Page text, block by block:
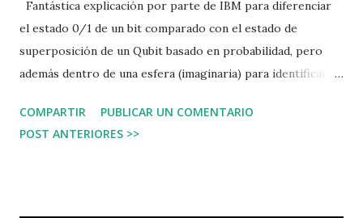
Fantástica explicación por parte de IBM para diferenciar
el estado 0/1 de un bit comparado con el estado de
superposición de un Qubit basado en probabilidad, pero
además dentro de una esfera (imaginaria) para identificar
he puesto aquí una captura de pantalla, pero puedes ver la
orginal en la siguiente dirección:
COMPARTIR
PUBLICAR UN COMENTARIO
POST ANTERIORES >>